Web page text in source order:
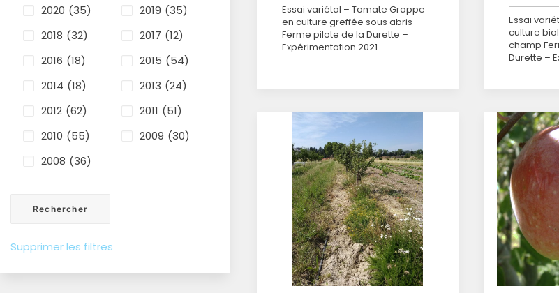
2020 (35) 2019 (35)
2018 (32) 2017 (12)
2016 (18) 2015 (54)
2014 (18) 2013 (24)
2012 (62) 2011 (51)
2010 (55) 2009 (30)
2008 (36)
Supprimer les filtres
Essai variétal – Tomate Grappe
en culture greffée sous abris
Ferme pilote de la Durette –
Expérimentation 2021…
Essai
culture
champ
Durette –